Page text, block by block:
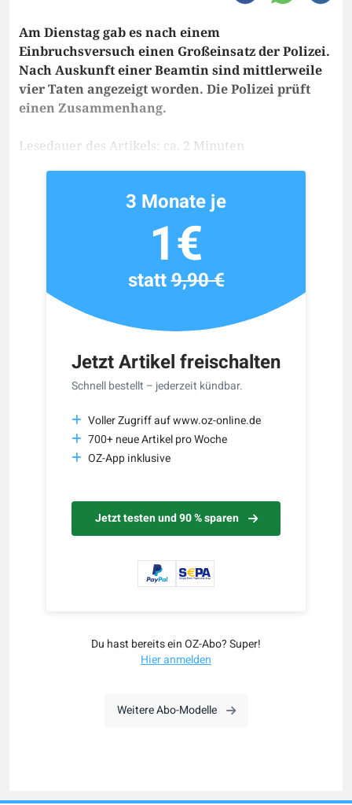
Am Dienstag gab es nach einem
Einbruchsversuch einen Großeinsatz der Polizei.
Nach Auskunft einer Beamtin sind mittlerweile
vier Taten angezeigt worden. Die Polizei prüft
einen Zusammenhang.
Lesedauer des Artikels: ca. 2 Minuten
Jetzt Artikel freischalten
Schnell bestellt – jederzeit kündbar.
Voller Zugriff auf www.oz-online.de
700+ neue Artikel pro Woche
OZ-App inklusive
Jetzt testen und 90 % sparen
3 Monate je
1€
statt9,90 €
Du hast bereits ein OZ-Abo? Super!
Hier anmelden
Weitere Abo-Modelle